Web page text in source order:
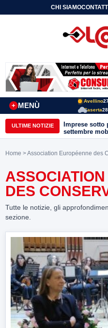
CHI SIAMO
MENÙ
+
Avellino
Caserta
ULTIME NOTIZIE
Imprese sotto
settembre
e Avellino”
Home > Association Européenne des
DES
Tutte le notizie, gli
sezione.